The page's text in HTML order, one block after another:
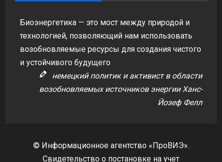
Биоэнергетика — это мост между природой и
технологией, позволяющий нам использовать
возобновляемые ресурсы для создания чистого
и устойчивого будущего
немецкий политик и активист в области
возобновляемых источников энергии Ханс-
Йозеф Фелл
© Информационное агентство «ПроВИЭ».
Свидетельство о постановке на учет